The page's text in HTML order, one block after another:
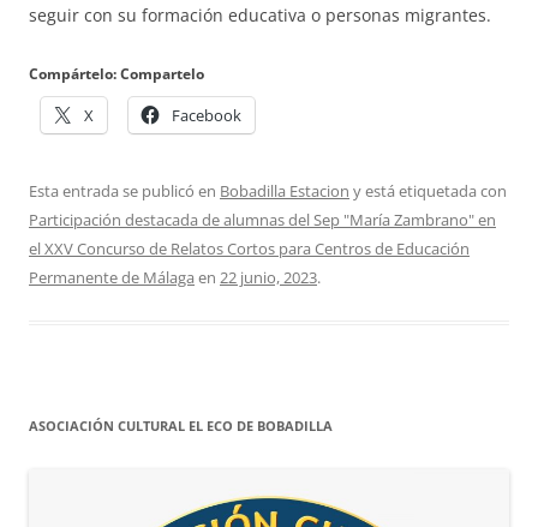
seguir con su formación educativa o personas migrantes.
Compártelo: Compartelo
X Facebook
Esta entrada se publicó en Bobadilla Estacion y está etiquetada con
Participación destacada de alumnas del Sep "María Zambrano" en
el XXV Concurso de Relatos Cortos para Centros de Educación
Permanente de Málaga en 22 junio, 2023.
ASOCIACIÓN CULTURAL EL ECO DE BOBADILLA